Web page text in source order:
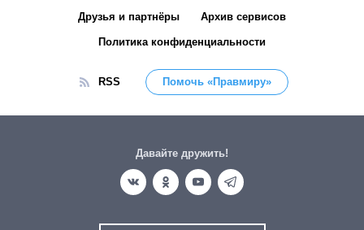
Друзья и партнёры Архив сервисов
Политика конфиденциальности
RSS Помочь «Правмиру»
Давайте дружить!